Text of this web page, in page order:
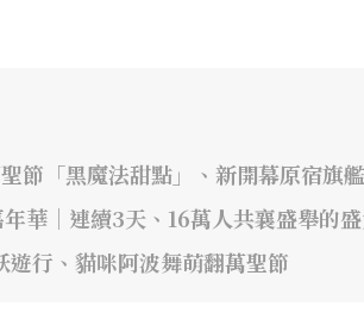
節「黑魔法甜點」、新開幕原宿旗
華｜連續3天、16萬人共襄盛舉的
行、貓咪阿波舞萌翻萬聖節